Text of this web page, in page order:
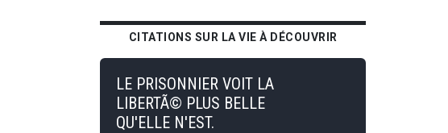
CITATIONS SUR LA VIE À DÉCOUVRIR
LE PRISONNIER VOIT LA
LIBERTÃ© PLUS BELLE
QU'ELLE N'EST.